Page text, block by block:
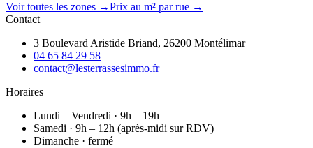
Voir toutes les zones →Prix au m² par rue →
Contact
3 Boulevard Aristide Briand, 26200 Montélimar
04 65 84 29 58
contact@lesterrassesimmo.fr
Horaires
Lundi – Vendredi · 9h – 19h
Samedi · 9h – 12h (après-midi sur RDV)
Dimanche · fermé